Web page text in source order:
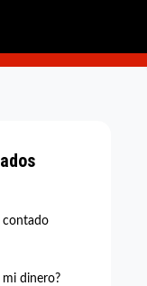
contado
mi dinero?